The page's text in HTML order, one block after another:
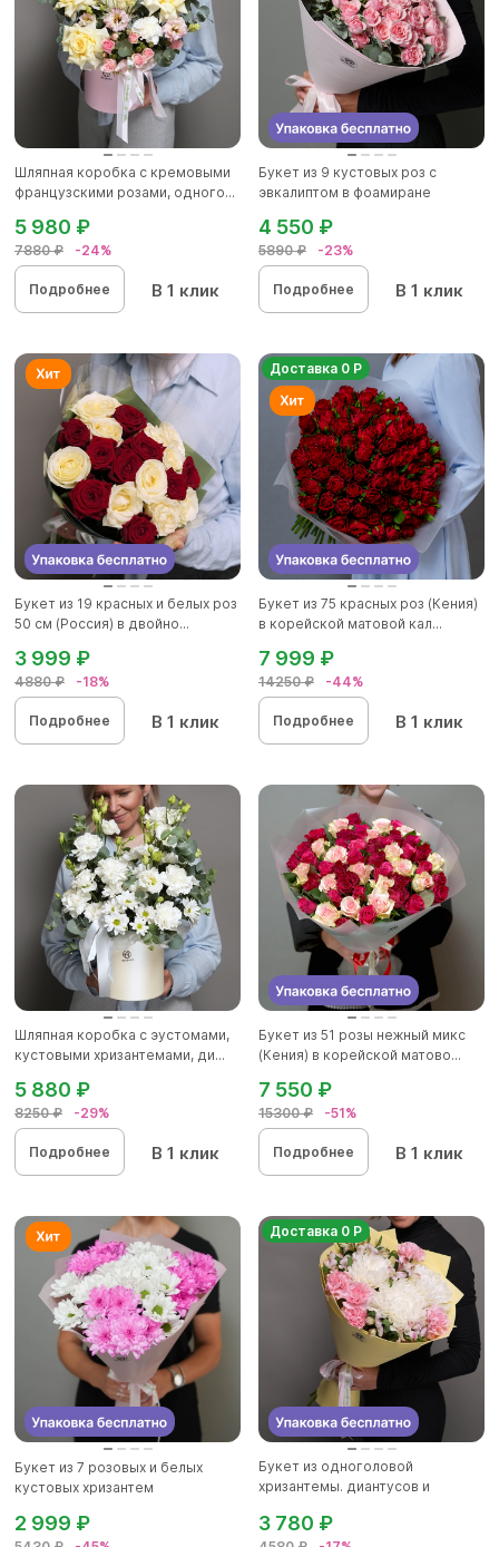
Шляпная коробка с кремовыми
французскими розами, одного...
7880 ₽ -24%
5 980 ₽
Подробнее В 1 клик
Букет из 9 кустовых роз с
эвкалиптом в фоамиране
5890 ₽ -23%
4 550 ₽
Подробнее В 1 клик
Букет из 19 красных и белых роз
50 см (Россия) в двойно...
4880 ₽ -18%
3 999 ₽
Подробнее В 1 клик
Доставка 0 Р
Букет из 75 красных роз (Кения)
в корейской матовой кал...
14250 ₽ -44%
7 999 ₽
Подробнее В 1 клик
Шляпная коробка с эустомами,
кустовыми хризантемами, ди...
8250 ₽ -29%
5 880 ₽
Подробнее В 1 клик
Букет из 51 розы нежный микс
(Кения) в корейской матово...
15300 ₽ -51%
7 550 ₽
Подробнее В 1 клик
Букет из 7 розовых и белых
кустовых хризантем
2 999 ₽
Доставка 0 Р
Букет из одноголовой
хризантемы. диантусов и
3 780 ₽